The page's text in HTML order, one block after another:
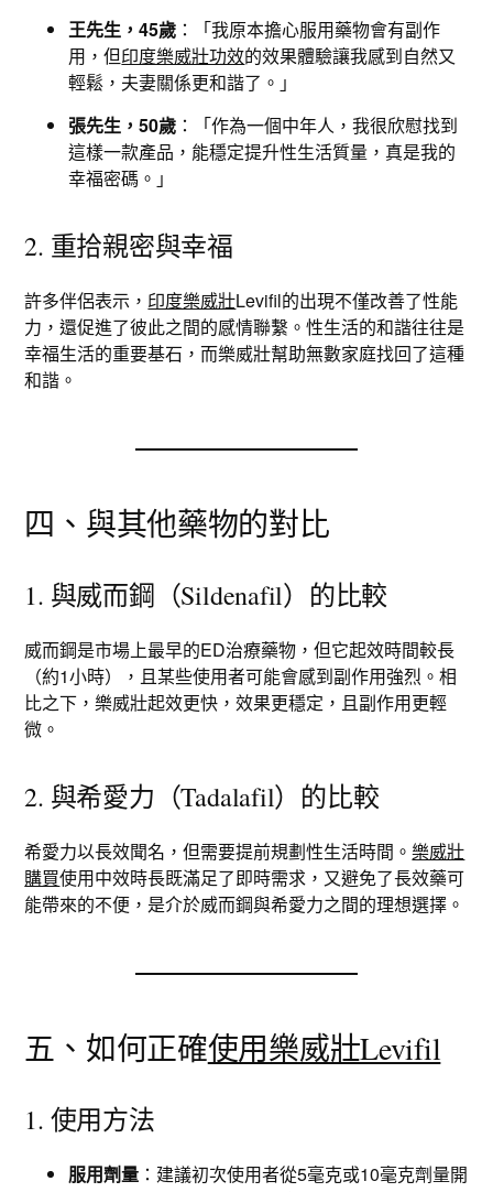
王先生，45歲 ：「我原本擔心服用藥物會有副作
用，但印度樂威壯功效的效果體驗讓我感到自然又
輕鬆，夫妻關係更和諧了。」
張先生，50歲 ：「作為一個中年人，我很欣慰找到
這樣一款產品，能穩定提升性生活質量，真是我的
幸福密碼。」
2. 重拾親密與幸福
許多伴侶表示， 印度樂威壯Levifil的出現不僅改善了性能
力，還促進了彼此之間的感情聯繫。性生活的和諧往往是
幸福生活的重要基石，而樂威壯幫助無數家庭找回了這種
和諧。
四、與其他藥物的對比
1. 與威而鋼（Sildenafil）的比較
威而鋼是市場上最早的ED治療藥物，但它起效時間較長
（約1小時），且某些使用者可能會感到副作用強烈。相
比之下，樂威壯起效更快，效果更穩定，且副作用更輕
微。
2. 與希愛力（Tadalafil）的比較
希愛力以長效聞名，但需要提前規劃性生活時間。樂威壯
購買使用中效時長既滿足了即時需求，又避免了長效藥可
能帶來的不便，是介於威而鋼與希愛力之間的理想選擇。
五、如何正確使用樂威壯Levifil
1. 使用方法
服用劑量 ：建議初次使用者從5毫克或10毫克劑量開